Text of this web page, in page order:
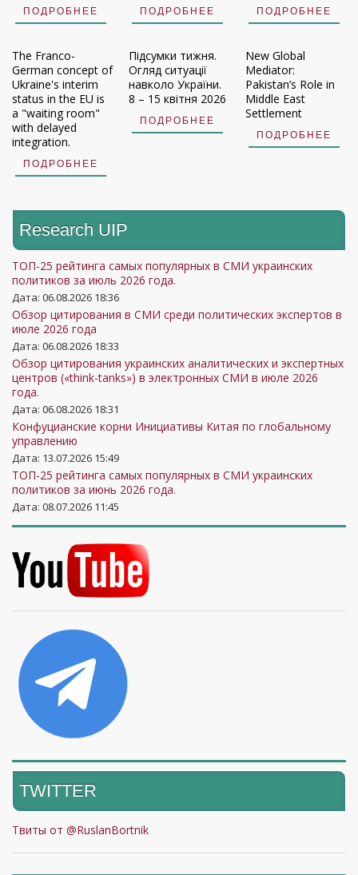
ПОДРОБНЕЕ ПОДРОБНЕЕ ПОДРОБНЕЕ
The Franco-
German concept of
Ukraine's interim
status in the EU is
a "waiting room"
with delayed
integration.
ПОДРОБНЕЕ
Підсумки тижня.
Огляд ситуації
навколо України.
8 – 15 квітня 2026
ПОДРОБНЕЕ
New Global
Mediator:
Pakistan’s Role in
Middle East
Settlement
ПОДРОБНЕЕ
Research UIP
ТОП-25 рейтинга самых популярных в СМИ украинских
политиков за июль 2026 года.
Дата: 06.08.2026 18:36
Обзор цитирования в СМИ среди политических экспертов в
июле 2026 года
Дата: 06.08.2026 18:33
Обзор цитирования украинских аналитических и экспертных
центров («think-tanks») в электронных СМИ в июле 2026
года.
Дата: 06.08.2026 18:31
Конфуцианские корни Инициативы Китая по глобальному
управлению
Дата: 13.07.2026 15:49
ТОП-25 рейтинга самых популярных в СМИ украинских
политиков за июнь 2026 года.
Дата: 08.07.2026 11:45
TWITTER
Твиты от @RuslanBortnik